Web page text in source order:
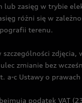
lub zasięg w trybie
różni się w
terenu.
zmianie bez
a-c Ustawy o
podatek VAT